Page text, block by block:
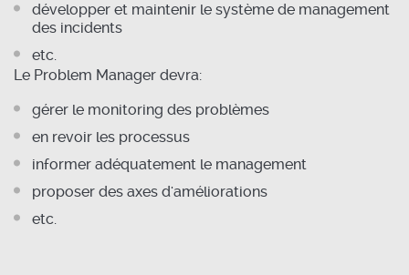
développer et maintenir le système de management
des incidents
etc.
Le Problem Manager devra:
gérer le monitoring des problèmes
en revoir les processus
informer adéquatement le management
proposer des axes d'améliorations
etc.